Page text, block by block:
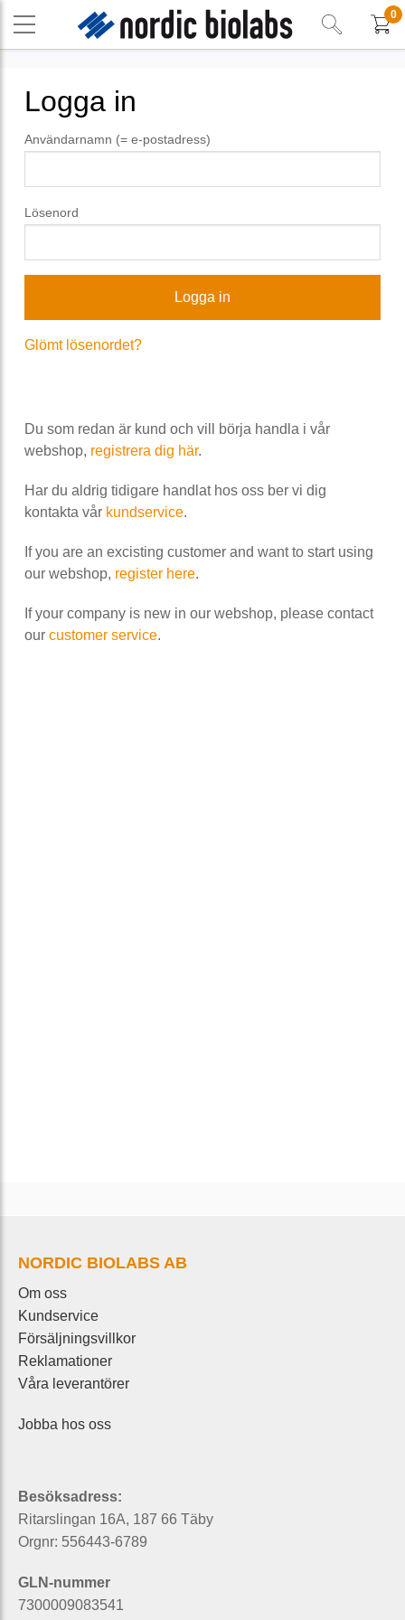
0
Logga in
Användarnamn (= e-postadress)
Lösenord
Glömt lösenordet?
Du som redan är kund och vill börja handla i vår
webshop, registrera dig här.
Har du aldrig tidigare handlat hos oss ber vi dig
kontakta vår kundservice.
If you are an excisting customer and want to start using
our webshop, register here.
If your company is new in our webshop, please contact
our customer service.
NORDIC BIOLABS AB
Om oss
Kundservice
Försäljningsvillkor
Reklamationer
Våra leverantörer
Jobba hos oss
Besöksadress:
Ritarslingan 16A, 187 66 Täby
Orgnr: 556443-6789
GLN-nummer
7300009083541